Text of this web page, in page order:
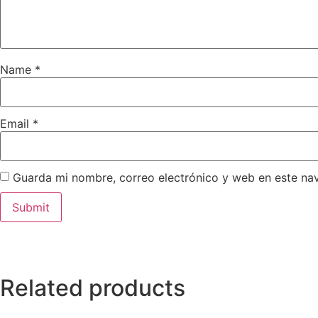
Name *
Email *
Guarda mi nombre, correo electrónico y web en este
Related products